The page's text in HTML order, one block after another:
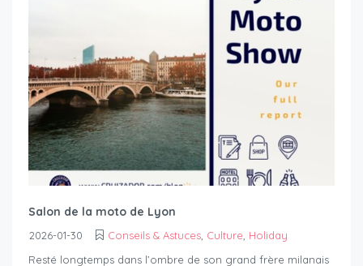
Salon de la moto de Lyon
2026-01-30 Conseils & Astuces Culture Holiday
Resté longtemps dans l’ombre de son grand frère milanais